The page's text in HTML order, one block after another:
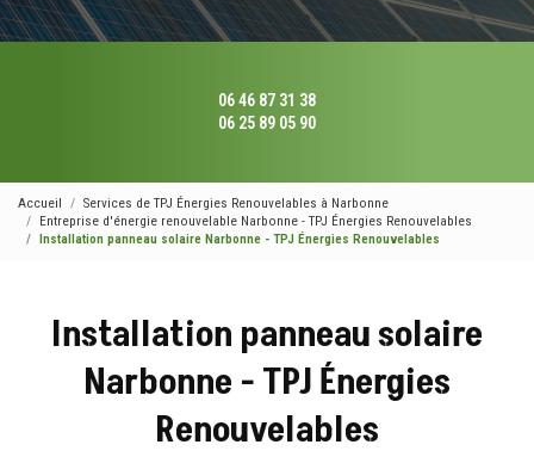
06 46 87 31 38
06 25 89 05 90
Accueil
Services de TPJ Énergies Renouvelables à Narbonne
Entreprise d'énergie renouvelable Narbonne - TPJ Énergies Renouvelables
Installation panneau solaire Narbonne - TPJ Énergies Renouvelables
Installation panneau solaire
Narbonne - TPJ Énergies
Renouvelables